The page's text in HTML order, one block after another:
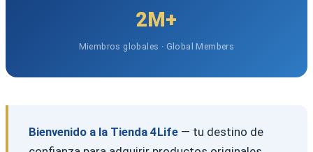
2M+
Miembros globales · Global Members
Bienvenido a la Tienda 4Life— tu destino de